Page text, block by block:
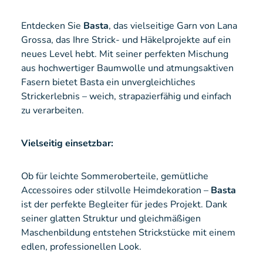
Entdecken Sie Basta, das vielseitige Garn von Lana
Grossa, das Ihre Strick- und Häkelprojekte auf ein
neues Level hebt. Mit seiner perfekten Mischung
aus hochwertiger Baumwolle und atmungsaktiven
Fasern bietet Basta ein unvergleichliches
Strickerlebnis – weich, strapazierfähig und einfach
zu verarbeiten.
Vielseitig einsetzbar:
Ob für leichte Sommeroberteile, gemütliche
Accessoires oder stilvolle Heimdekoration – Basta
ist der perfekte Begleiter für jedes Projekt. Dank
seiner glatten Struktur und gleichmäßigen
Maschenbildung entstehen Strickstücke mit einem
edlen, professionellen Look.